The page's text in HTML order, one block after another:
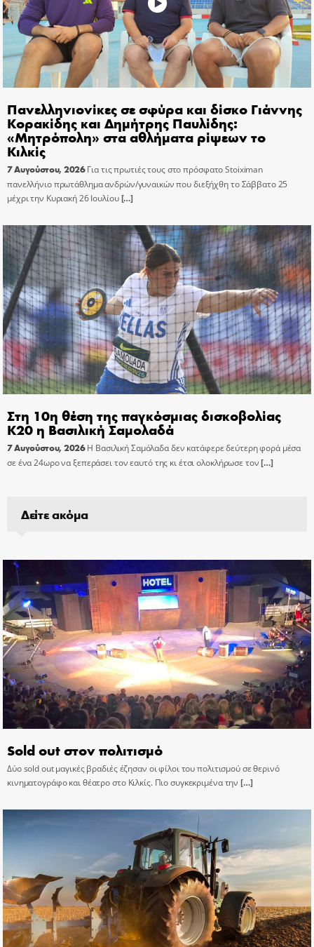
Πανελληνιονίκες σε σφύρα και δίσκο Γιάννης
Κορακίδης και Δημήτρης Παυλίδης:
«Μητρόπολη» στα αθλήματα ρίψεων το
Κιλκίς
7 Αυγούστου, 2026 Για τις πρωτιές τους στο πρόσφατο Stoiximan
πανελλήνιο πρωτάθλημα ανδρών/γυναικών που διεξήχθη το Σάββατο 25
μέχρι την Κυριακή 26 Ιουλίου[…]
Στη 10η θέση της παγκόσμιας δισκοβολίας
Κ20 η Βασιλική Σαμολαδά
7 Αυγούστου, 2026 Η Βασιλική Σαμόλαδα δεν κατάφερε δεύτερη φορά μέσα
σε ένα 24ωρο να ξεπεράσει τον εαυτό της κι έτσι ολοκλήρωσε τον[…]
Δείτε ακόμα
Sold out στον πολιτισμό
Δύο sold out μαγικές βραδιές έζησαν οι φίλοι του πολιτισμού σε θερινό
κινηματογράφο και θέατρο στο Κιλκίς. Πιο συγκεκριμένα την […]